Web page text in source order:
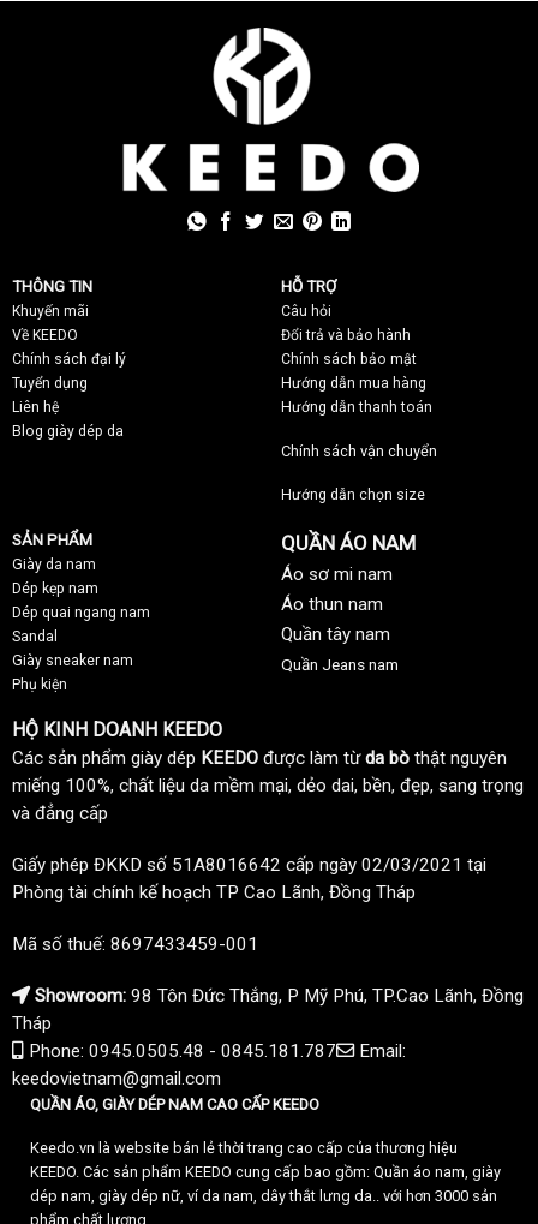
THÔNG TIN
Khuyến mãi
Về KEEDO
Chính sách đại lý
Tuyển dụng
Liên hệ
Blog giày dép da
HỖ TRỢ
Câu hỏi
Đổi trả và bảo hành
Chính sách bảo mật
Hướng dẫn mua hàng
Hướng dẫn thanh toán
Chính sách vận chuyển
Hướng dẫn chọn size
SẢN PHẨM
Giày da nam
Dép kẹp nam
Dép quai ngang nam
Sandal
Giày sneaker nam
Phụ kiện
QUẦN ÁO NAM
Áo sơ mi nam
Áo thun nam
Quần tây nam
Quần Jeans nam
HỘ KINH DOANH KEEDO
Các sản phẩm giày dép KEEDO được làm từda bò thật nguyên
miếng 100%, chất liệu da mềm mại, dẻo dai, bền, đẹp, sang trọng
và đẳng cấp
Giấy phép ĐKKD số 51A8016642 cấp ngày 02/03/2021 tại
Phòng tài chính kế hoạch TP Cao Lãnh, Đồng Tháp
Mã số thuế: 8697433459-001
Showroom: 98 Tôn Đức Thắng, P Mỹ Phú, TP.Cao Lãnh, Đồng
Tháp
Phone: 0945.0505.48 - 0845.181.787
Email:
keedovietnam@gmail.com
QUẦN ÁO, GIÀY DÉP NAM CAO CẤP KEEDO
Keedo.vn là website bán lẻ thời trang cao cấp của thương hiệu
KEEDO. Các sản phẩm KEEDO cung cấp bao gồm: Quần áo nam, giày
dép nam, giày dép nữ, ví da nam, dây thắt lưng da.. với hơn 3000 sản
phẩm chất lượng.